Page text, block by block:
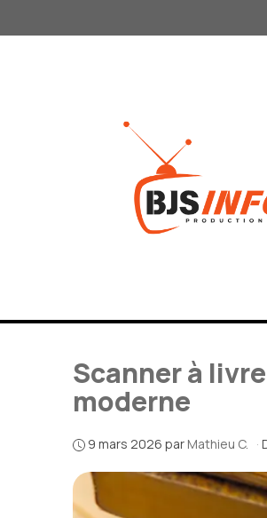
au
Scanner à
moderne
9 mars 2026 par Mathieu C. ·